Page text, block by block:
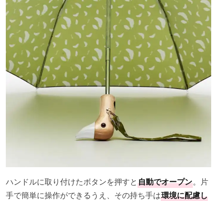
ハンドルに取り付けたボタンを押すと自動でオープン。片
手で簡単に操作ができるうえ、その持ち手は環境に配慮し